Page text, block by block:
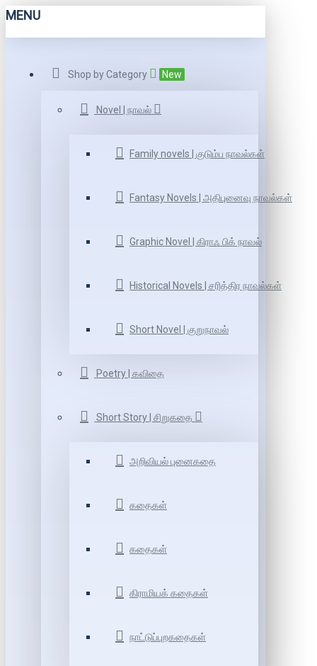
MENU
Shop by Category New
Novel | நாவல்
Family novels | குடும்ப நாவல்கள்
Fantasy Novels | அதிபுனைவு நாவல்கள்
Graphic Novel | கிராஃ பிக் நாவல்
Historical Novels | சரித்திர நாவல்கள்
Short Novel | குறுநாவல்
Poetry | கவிதை
Short Story | சிறுகதை
அறிவியல் புனைகதை
கதைகள்
கதைகள்
கிராமியக் கதைகள்
நாட்டுப்புறகதைகள்